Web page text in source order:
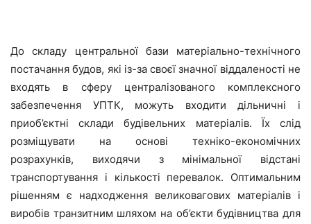
До складу центральної бази матеріально-технічного
постачання будов, які із-за своєї значної віддаленості не
входять в сферу централізованого комплексного
забезпечення УПТК, можуть входити дільничні і
приоб’єктні склади будівельних матеріалів. Їх слід
розміщувати на основі техніко-економічних
розрахунків, виходячи з мінімальної відстані
транспортування і кількості перевалок. Оптимальним
рішенням є надходження великовагових матеріалів і
виробів транзитним шляхом на об’єкти будівництва для